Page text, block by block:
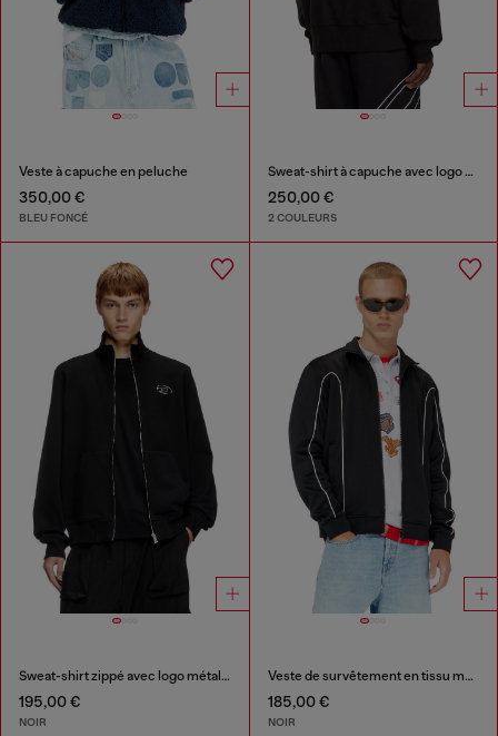
Veste à capuche en peluche
350,00 €
BLEU FONCÉ
Sweat-shirt à capuche avec logo brodé
250,00 €
2 COULEURS
Sweat-shirt zippé avec logo métallisé
195,00 €
NOIR
Veste de survêtement en tissu molletonné avec passepoil contrastant
185,00 €
NOIR